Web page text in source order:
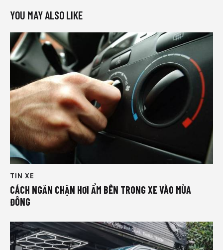
YOU MAY ALSO LIKE
TIN XE
CÁCH NGĂN CHẶN HƠI ẨM BÊN TRONG XE VÀO MÙA
ĐÔNG